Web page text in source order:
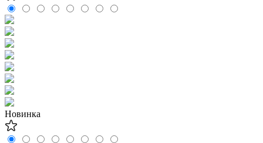
Новинка